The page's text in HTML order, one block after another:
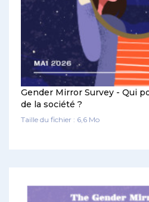
Gender Mirror Survey - Qui
de la société ?
Taille du fichier : 6,6 Mo